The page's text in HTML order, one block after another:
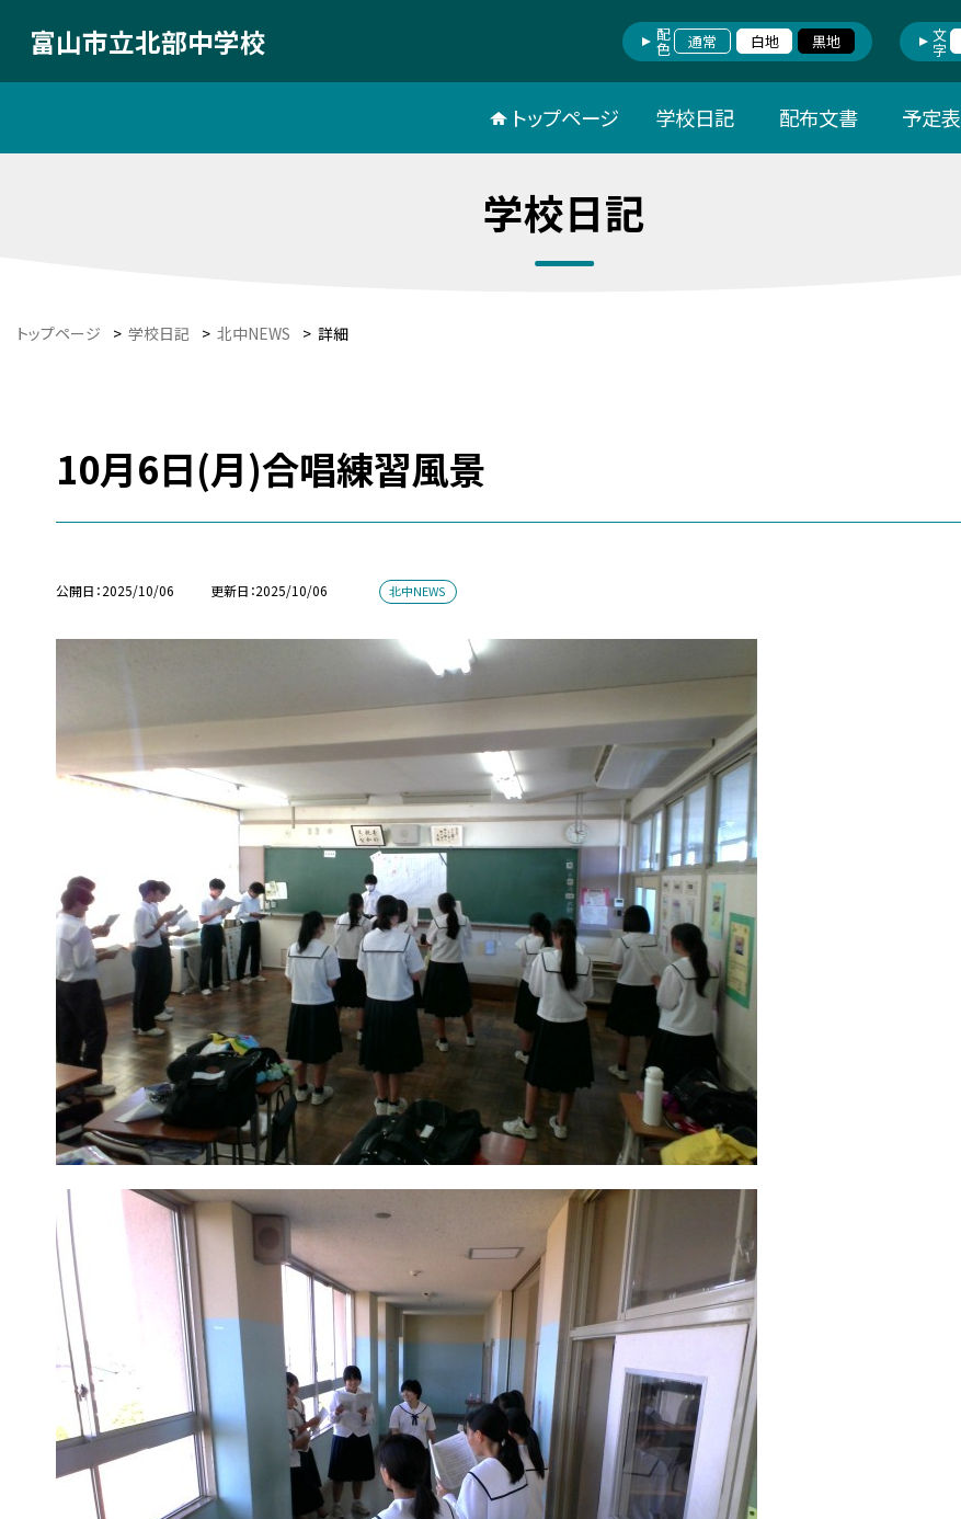
富山市立北部中学校 配色 通常 白地 黒地 文字
トップページ 学校日記 配布文書 予定表
学校日記
トップページ > 学校日記 > 北中NEWS > 詳細
10月6日(月)合唱練習風景
公開日 2025/10/06 更新日 2025/10/06 北中NEWS